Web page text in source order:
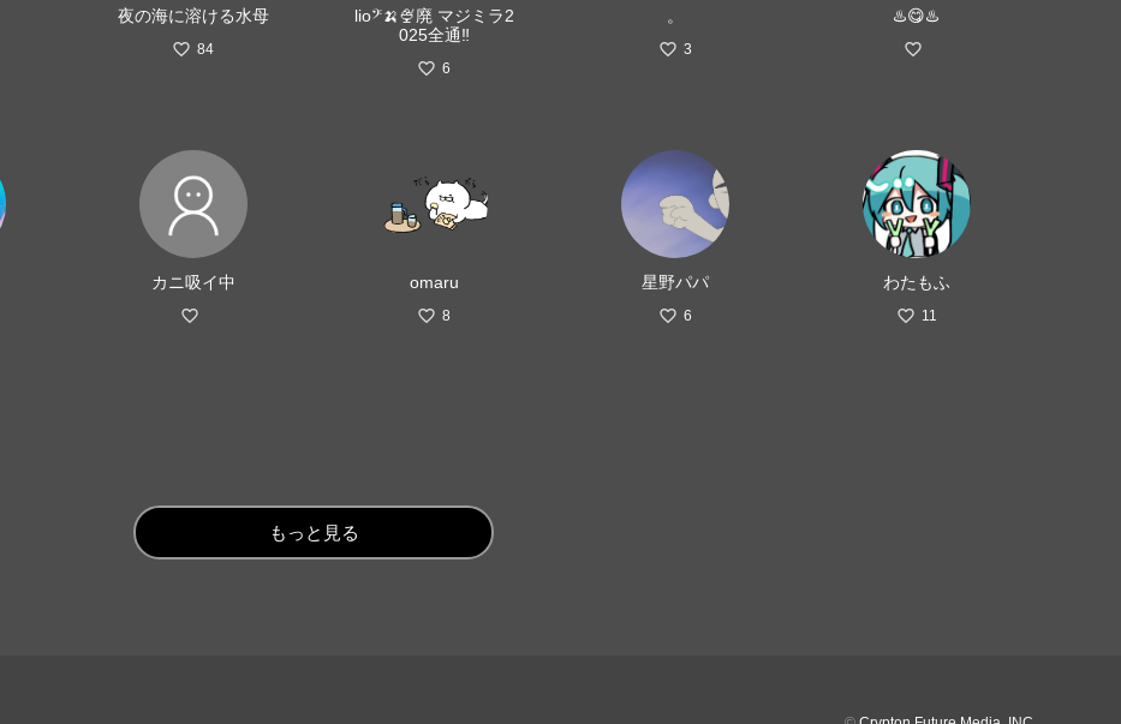
夜の海に溶ける水母
84
lio𝄢🍌🍨廃 マジミラ2
025全通‼️
6
。
3
♨️😋♨️
カニ吸イ中 omaru
8
星野パパ
6
わたもふ
11
もっと見る